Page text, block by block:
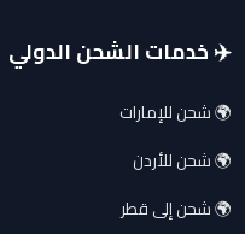
✈️ خدمات الشحن الدولي
🌍 شحن للإمارات
🌍 شحن للأردن
🌍 شحن إلى قطر